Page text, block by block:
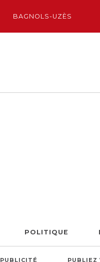
BAGNOLS-UZÈS
POLITIQUE
PUBLICITÉ PUBLIEZ